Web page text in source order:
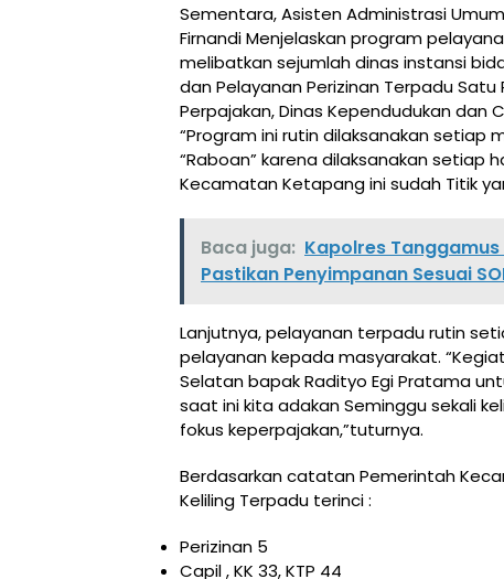
Sementara, Asisten Administrasi
Firnandi Menjelaskan program
melibatkan sejumlah dinas instansi
dan Pelayanan Perizinan Terpadu Satu
Perpajakan, Dinas Kependudukan dan
“Program ini rutin dilaksanakan
“Raboan” karena dilaksanakan setiap
Kecamatan Ketapang ini sudah Titik
Baca juga: Kapolres
Pastikan Penyimpanan Sesuai
Lanjutnya, pelayanan terpadu rutin
pelayanan kepada masyarakat.
Selatan bapak Radityo Egi Pratama
saat ini kita adakan Seminggu sekali
fokus keperpajakan,”tuturnya.
Berdasarkan catatan Pemerintah
Keliling Terpadu terinci :
Perizinan 5
Capil , KK 33, KTP 44